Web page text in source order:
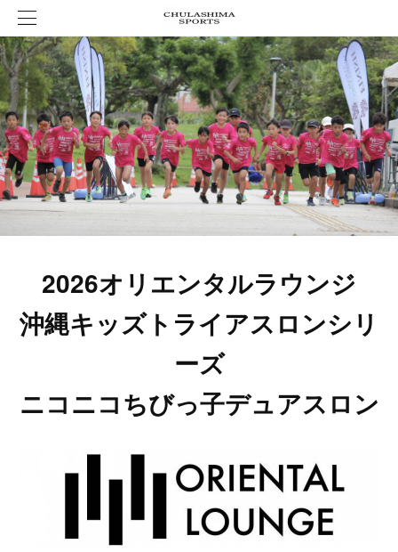
2026オリエンタルラウンジ
沖縄キッズトライアスロンシリ
ーズ
ニコニコちびっ子デュアスロン